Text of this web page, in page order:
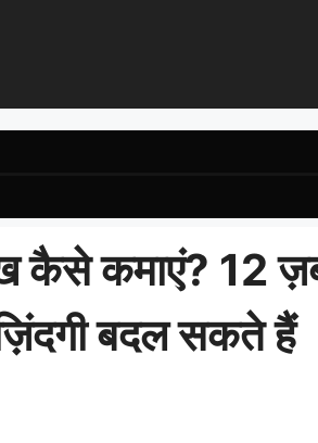
कैसे कमाएं? 12
बदल सकते हैं